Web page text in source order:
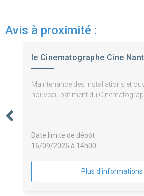
Avis à proximité :
le Cinematographe Cine
Maintenance des installations et
nouveau bâtiment du
Date limite de dépôt :
16/09/2026 à 14h00
Plus d'informations